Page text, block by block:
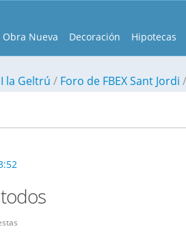
Obra Nueva Decoración Hipotecas
la Geltrú Foro de FBEX Sant Jordi